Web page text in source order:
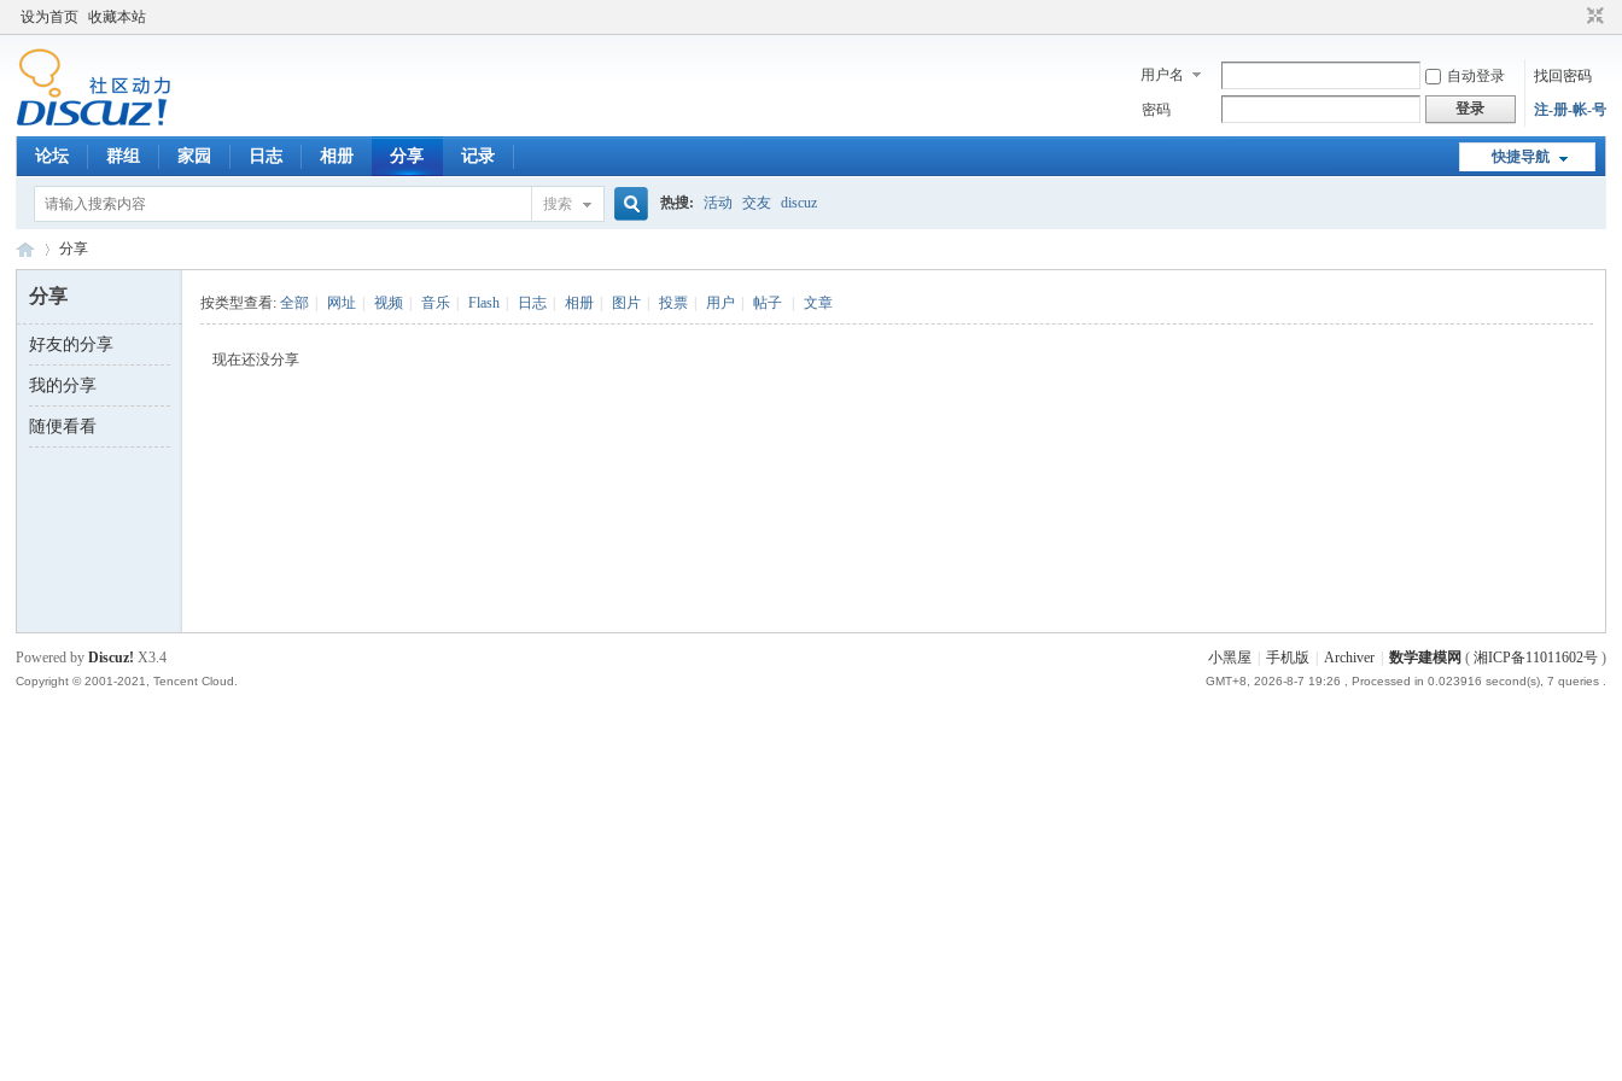
设为首页 收藏本站
用户名 自动登录
找回密码
密码
登录 注-册-帐-号
快捷导航
论坛 群组 家园 日志 相册 分享 记录
搜索 热搜: 活动 交友 discuz
数 ›
分享
分享
好友的分享
我的分享
随便看看
按类型查看:全部 网址 视频 音乐 Flash 日志 相册 图片 投票 用户 帖子 文章
现在还没分享
小黑屋 手机版 Archiver 数学建模网 ( 湘ICP备11011602号)
GMT+8, 2026-8-7 19:26 , Processed in 0.023916 second(s), 7 queries .
Powered byDiscuz! X3.4
Copyright © 2001-2021, Tencent Cloud.